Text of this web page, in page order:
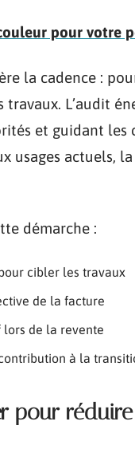
pour votre
la cadence :
travaux. L’audit
et guidant les
usages actuels,
démarche :
cibler les travaux
de la facture
lors de la revente
à la
pour